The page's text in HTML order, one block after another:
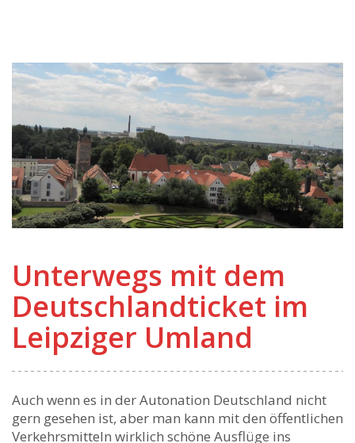
Unterwegs mit dem
Deutschlandticket im
Leipziger Umland
Auch wenn es in der Autonation Deutschland nicht
gern gesehen ist, aber man kann mit den öffentlichen
Verkehrsmitteln wirklich schöne Ausflüge ins